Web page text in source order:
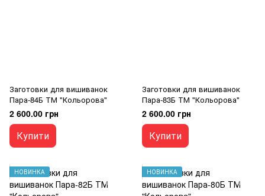
Заготовки для вишиванок
Пара-84Б ТМ "Кольорова"
2 600.00 грн
Купити
Заготовки для вишиванок
Пара-83Б ТМ "Кольорова"
2 600.00 грн
Купити
НОВИНКА НОВИНКА